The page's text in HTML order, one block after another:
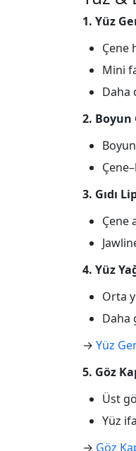
1. Yüz
Çene
Mini
Daha
2. Boyun
3. Gıdı
Çene
4. Yüz
Orta
Daha
→ Yüz
5. Göz
Üst
Yüz
→ Göz